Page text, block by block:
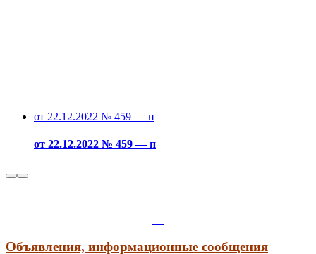
от 22.12.2022 № 459 — п
от 22.12.2022 № 459 — п
Объявления, информационные сообщения